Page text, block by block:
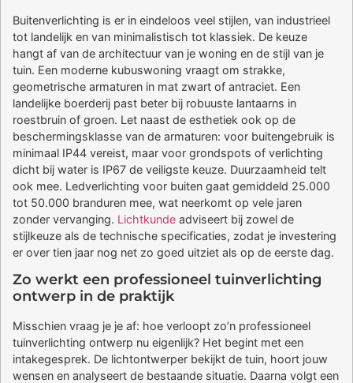
Buitenverlichting is er in eindeloos veel stijlen, van industrieel
tot landelijk en van minimalistisch tot klassiek. De keuze
hangt af van de architectuur van je woning en de stijl van je
tuin. Een moderne kubuswoning vraagt om strakke,
geometrische armaturen in mat zwart of antraciet. Een
landelijke boerderij past beter bij robuuste lantaarns in
roestbruin of groen. Let naast de esthetiek ook op de
beschermingsklasse van de armaturen: voor buitengebruik is
minimaal IP44 vereist, maar voor grondspots of verlichting
dicht bij water is IP67 de veiligste keuze. Duurzaamheid telt
ook mee. Ledverlichting voor buiten gaat gemiddeld 25.000
tot 50.000 branduren mee, wat neerkomt op vele jaren
zonder vervanging. Lichtkunde adviseert bij zowel de
stijlkeuze als de technische specificaties, zodat je investering
er over tien jaar nog net zo goed uitziet als op de eerste dag.
Zo werkt een professioneel tuinverlichting
ontwerp in de praktijk
Misschien vraag je je af: hoe verloopt zo’n professioneel
tuinverlichting ontwerp nu eigenlijk? Het begint met een
intakegesprek. De lichtontwerper bekijkt de tuin, hoort jouw
wensen en analyseert de bestaande situatie. Daarna volgt een